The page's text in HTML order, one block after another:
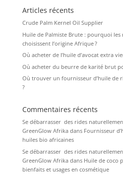
Articles récents
Crude Palm Kernel Oil Supplier
Huile de Palmiste Brute : pourquoi
choisissent l’origine Afrique ?
Où acheter de l’huile d’avocat extra
Où acheter du beurre de karité brut
Où trouver un fournisseur d’huile de
?
Commentaires récents
Se débarrasser des rides
GreenGlow Afrikadans Fournisseur
huiles bio africaines
Se débarrasser des rides
GreenGlow Afrikadans Huile de coco
bienfaits et usages en cosmétique